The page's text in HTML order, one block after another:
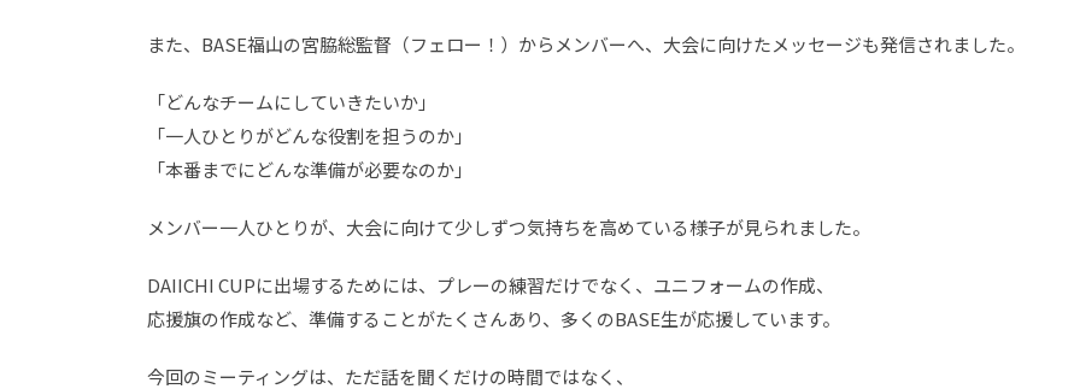
また、BASE福山の宮脇総監督（フェロー！）からメンバーへ、大会に向けたメッセージも発信されました。
「どんなチームにしていきたいか」
「一人ひとりがどんな役割を担うのか」
「本番までにどんな準備が必要なのか」
メンバー一人ひとりが、大会に向けて少しずつ気持ちを高めている様子が見られました。
DAIICHI CUPに出場するためには、プレーの練習だけでなく、ユニフォームの作成、
応援旗の作成など、準備することがたくさんあり、多くのBASE生が応援しています。
今回のミーティングは、ただ話を聞くだけの時間ではなく、